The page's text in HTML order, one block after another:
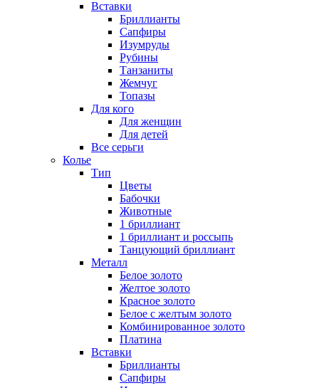
Вставки
Бриллианты
Сапфиры
Изумруды
Рубины
Танзаниты
Жемчуг
Топазы
Для кого
Для женщин
Для детей
Все серьги
Колье
Тип
Цветы
Бабочки
Животные
1 бриллиант
1 бриллиант и россыпь
Танцующий бриллиант
Металл
Белое золото
Желтое золото
Красное золото
Белое с желтым золото
Комбинированное золото
Платина
Вставки
Бриллианты
Сапфиры